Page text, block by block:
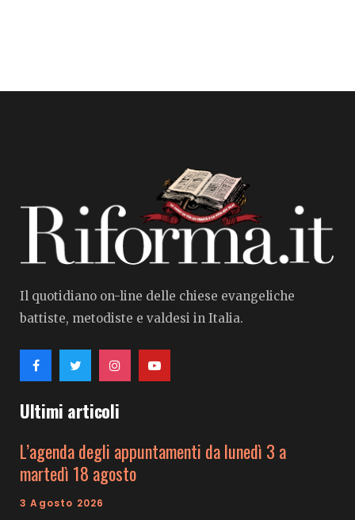
Il quotidiano on-line delle chiese evangeliche
battiste, metodiste e valdesi in Italia.
Ultimi articoli
L’agenda degli appuntamenti da lunedì 3 a
martedì 18 agosto
3 Agosto 2026